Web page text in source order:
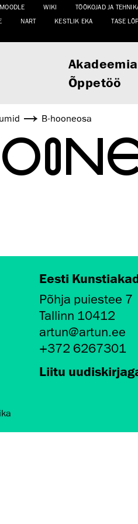
MOODLE WIKI TÖÖKOJAD JA
NART KESTLIK EKA TASE
Akadeemia
Õppetöö
B-hooneosa
Eesti
Põhja puiestee 7
Tallinn 10412
artun@artun.ee
+372 6267301
Liitu